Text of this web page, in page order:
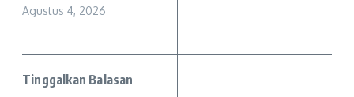
Agustus 4, 2026
Tinggalkan Balasan